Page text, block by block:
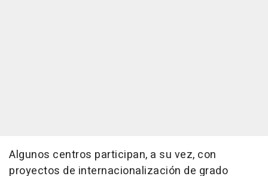
Algunos centros participan, a su vez, con
proyectos de internacionalización de grado